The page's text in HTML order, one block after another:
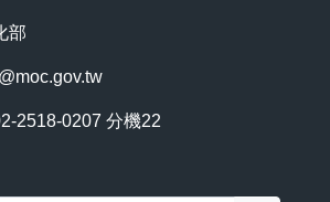
部
2518-0207 分機22